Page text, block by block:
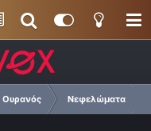
Ουρανός Νεφελώματα